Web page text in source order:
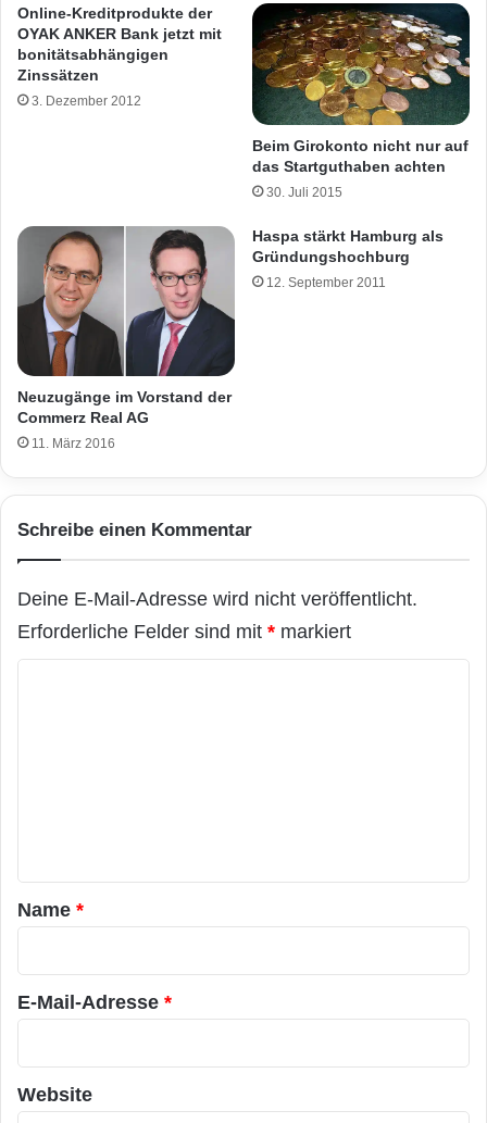
Online-Kreditprodukte der
OYAK ANKER Bank jetzt mit
bonitätsabhängigen
Zinssätzen
3. Dezember 2012
Beim Girokonto nicht nur auf
das Startguthaben achten
30. Juli 2015
Neuzugänge im Vorstand der
Commerz Real AG
11. März 2016
Haspa stärkt Hamburg als
Gründungshochburg
12. September 2011
Schreibe einen Kommentar
Deine E-Mail-Adresse wird nicht veröffentlicht.
Erforderliche Felder sind mit * markiert
a
r
*
Name *
E-Mail-Adresse *
Website